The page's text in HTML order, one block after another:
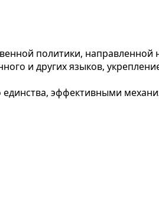
политики, направленной
и других языков,
эффективными